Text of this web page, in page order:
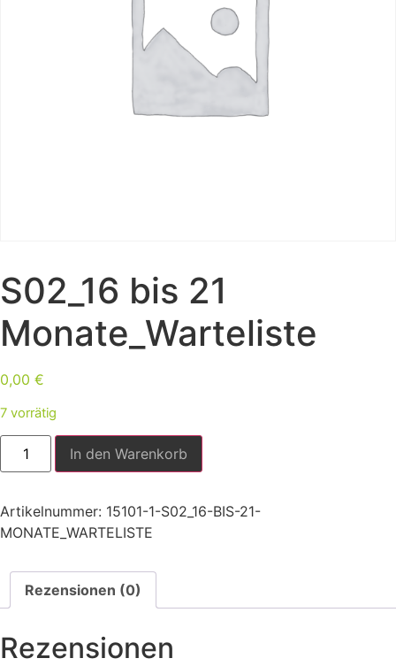
S02_16 bis 21
Monate_Warteliste
0,00 €
7 vorrätig
In den Warenkorb
Artikelnummer: 15101-1-S02_16-BIS-21-
MONATE_WARTELISTE
Rezensionen (0)
Rezensionen